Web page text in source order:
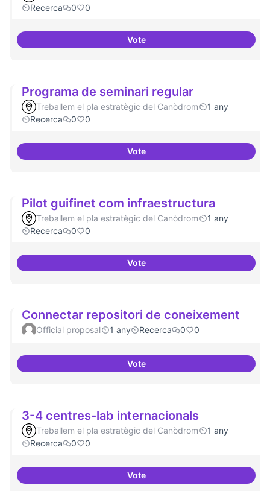
Recerca 0 0
VoteTemes: Intel·ligència artificial
Programa de seminari regular
Treballem el pla estratègic del Canòdrom
1 any
Recerca
0 0
VotePrograma de seminari regular
Pilot guifinet com infraestructura
Treballem el pla estratègic del Canòdrom
1 any
Recerca
0 0
VotePilot guifinet com
Connectar repositori de coneixement
Official proposal 1 any Recerca 0 0
VoteConnectar repositori de
3-4 centres-lab internacionals
Treballem el pla estratègic del Canòdrom
1 any
Recerca
0 0
Vote3-4 centres-lab internacionals